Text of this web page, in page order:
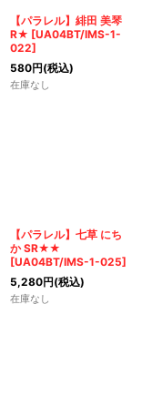
【パラレル】緋田 美琴
R★ [UA04BT/IMS-1-
022]
580円(税込)
在庫なし
【パラレル】七草 にち
か SR★★
[UA04BT/IMS-1-025]
5,280円(税込)
在庫なし